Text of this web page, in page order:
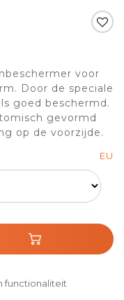
voor
Door de speciale
goed beschermd.
gevormd
op de voorzijde.
EU
functionaliteit